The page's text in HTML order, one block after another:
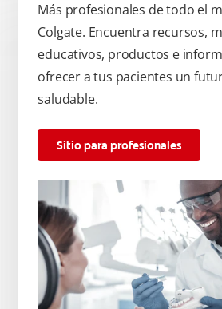
Más profesionales de todo el
Colgate. Encuentra recursos,
educativos, productos e
ofrecer a tus pacientes un
saludable.
Sitio para profesionales